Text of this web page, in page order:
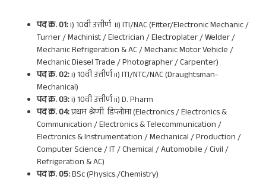
पद क्र. 01:i) 10वी उत्तीर्ण ii) ITI/NAC (Fitter/Electronic Mechanic /
Turner / Machinist / Electrician / Electroplater / Welder /
Mechanic Refrigeration & AC / Mechanic Motor Vehicle /
Mechanic Diesel Trade / Photographer / Carpenter)
पद क्र. 02:i) 10वी उत्तीर्ण ii) ITI/NTC/NAC (Draughtsman-
Mechanical)
पद क्र. 03:i) 10वी उत्तीर्ण ii) D. Pharm
पद क्र. 04:प्रथम श्रेणी डिप्लोमा (Electronics / Electronics &
Communication / Electronics & Telecommunication /
Electronics & Instrumentation / Mechanical / Production /
Computer Science / IT / Chemical / Automobile / Civil /
Refrigeration & AC)
पद क्र. 05:BSc (Physics./Chemistry)